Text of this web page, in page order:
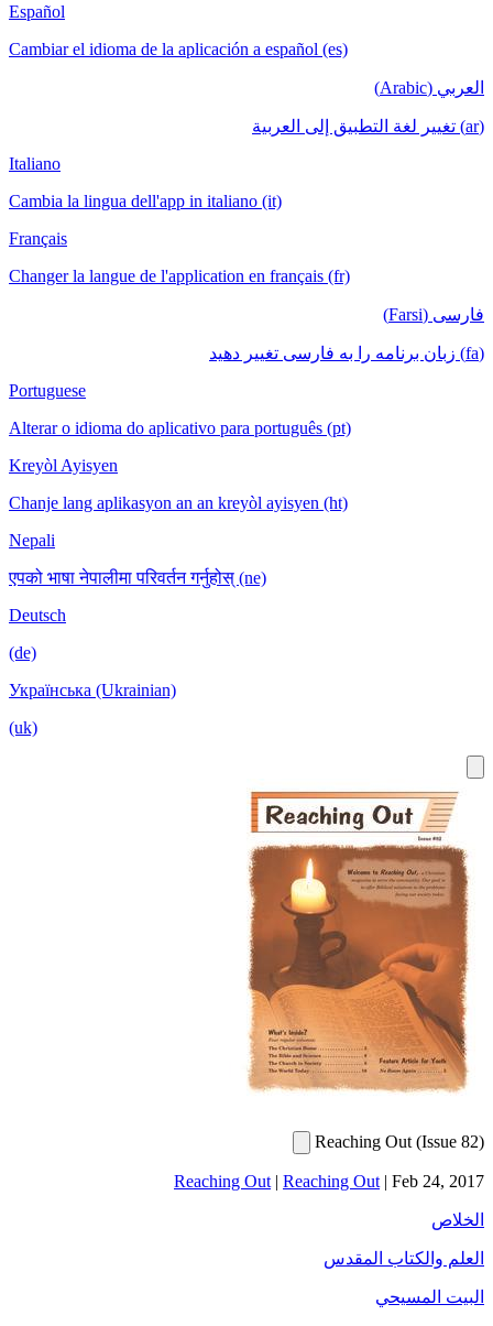
Español
Cambiar el idioma de la aplicación a español (es)
العربي (Arabic)
(ar) تغيير لغة التطبيق إلى العربية
Italiano
Cambia la lingua dell'app in italiano (it)
Français
Changer la langue de l'application en français (fr)
فارسی (Farsi)
(fa) زبان برنامه را به فارسی تغییر دهید
Portuguese
Alterar o idioma do aplicativo para português (pt)
Kreyòl Ayisyen
Chanje lang aplikasyon an an kreyòl ayisyen (ht)
Nepali
एपको भाषा नेपालीमा परिवर्तन गर्नुहोस् (ne)
Deutsch
(de)
Українська (Ukrainian)
(uk)
Reaching Out (Issue 82)
Reaching Out | Reaching Out | Feb 24, 2017
الخلاص
العلم والكتاب المقدس
البيت المسيحي